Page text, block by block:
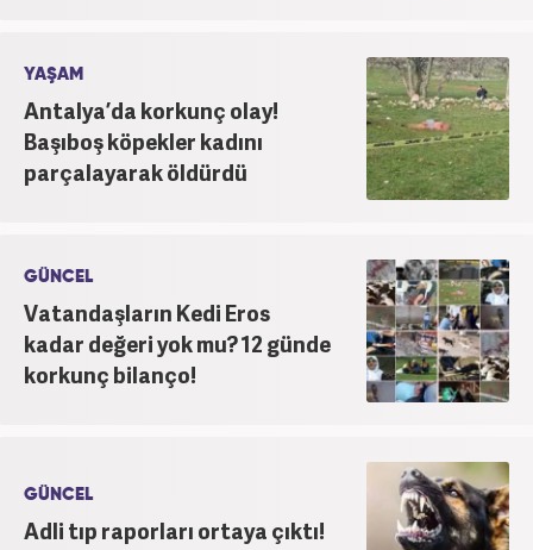
YAŞAM
Antalya’da korkunç olay!
Başıboş köpekler kadını
parçalayarak öldürdü
GÜNCEL
Vatandaşların Kedi Eros
kadar değeri yok mu? 12 günde
korkunç bilanço!
GÜNCEL
Adli tıp raporları ortaya çıktı!